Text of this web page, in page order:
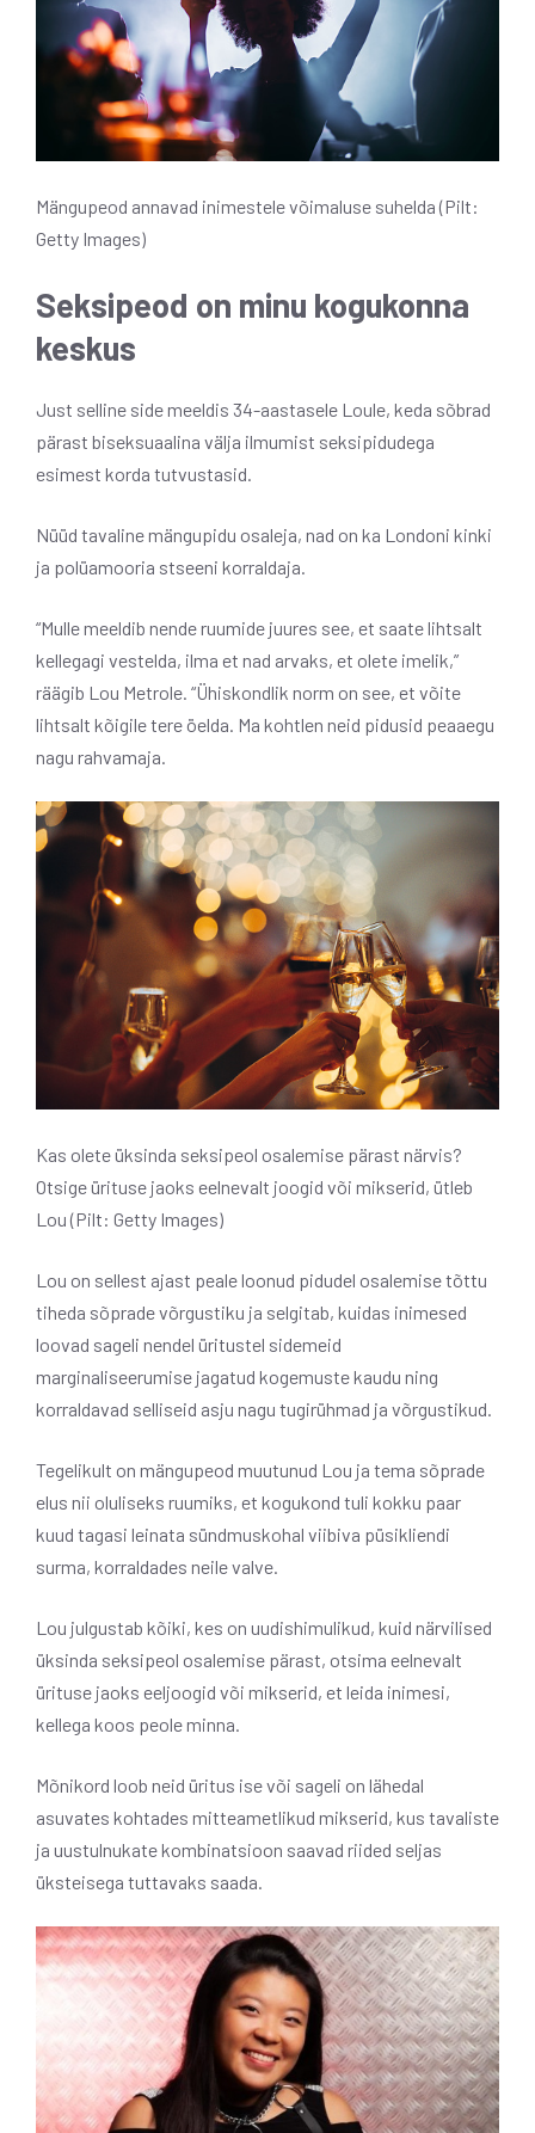
Mängupeod annavad inimestele võimaluse suhelda (Pilt:
Getty Images)
Seksipeod on minu kogukonna
keskus
Just selline side meeldis 34-aastasele Loule, keda sõbrad
pärast biseksuaalina välja ilmumist seksipidudega
esimest korda tutvustasid.
Nüüd tavaline mängupidu osaleja, nad on ka Londoni kinki
ja polüamooria stseeni korraldaja.
“Mulle meeldib nende ruumide juures see, et saate lihtsalt
kellegagi vestelda, ilma et nad arvaks, et olete imelik,”
räägib Lou Metrole. “Ühiskondlik norm on see, et võite
lihtsalt kõigile tere öelda. Ma kohtlen neid pidusid peaaegu
nagu rahvamaja.
Kas olete üksinda seksipeol osalemise pärast närvis?
Otsige ürituse jaoks eelnevalt joogid või mikserid, ütleb
Lou (Pilt: Getty Images)
Lou on sellest ajast peale loonud pidudel osalemise tõttu
tiheda sõprade võrgustiku ja selgitab, kuidas inimesed
loovad sageli nendel üritustel sidemeid
marginaliseerumise jagatud kogemuste kaudu ning
korraldavad selliseid asju nagu tugirühmad ja võrgustikud.
Tegelikult on mängupeod muutunud Lou ja tema sõprade
elus nii oluliseks ruumiks, et kogukond tuli kokku paar
kuud tagasi leinata sündmuskohal viibiva püsikliendi
surma, korraldades neile valve.
Lou julgustab kõiki, kes on uudishimulikud, kuid närvilised
üksinda seksipeol osalemise pärast, otsima eelnevalt
ürituse jaoks eeljoogid või mikserid, et leida inimesi,
kellega koos peole minna.
Mõnikord loob neid üritus ise või sageli on lähedal
asuvates kohtades mitteametlikud mikserid, kus tavaliste
ja uustulnukate kombinatsioon saavad riided seljas
üksteisega tuttavaks saada.